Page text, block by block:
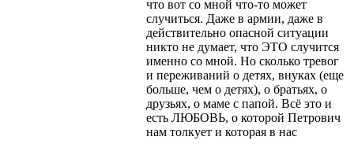
что вот со мной что-то может
случиться. Даже в армии, даже в
действительно опасной ситуации
никто не думает, что ЭТО случится
именно со мной. Но сколько тревог
и переживаний о детях, внуках (еще
больше, чем о детях), о братьях, о
друзьях, о маме с папой. Всё это и
есть ЛЮБОВЬ, о которой Петрович
нам толкует и которая в нас